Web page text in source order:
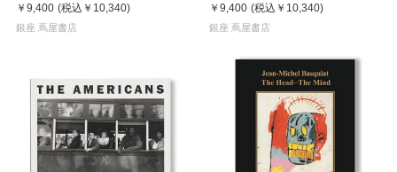
オドゥンド） 作品集
￥9,400 (税込 ￥10,340)
銀座 蔦屋書店
Wolfgang Tillmans（ヴォルフガン
グ・ティルマンス） 写真集
￥9,400 (税込 ￥10,340)
銀座 蔦屋書店